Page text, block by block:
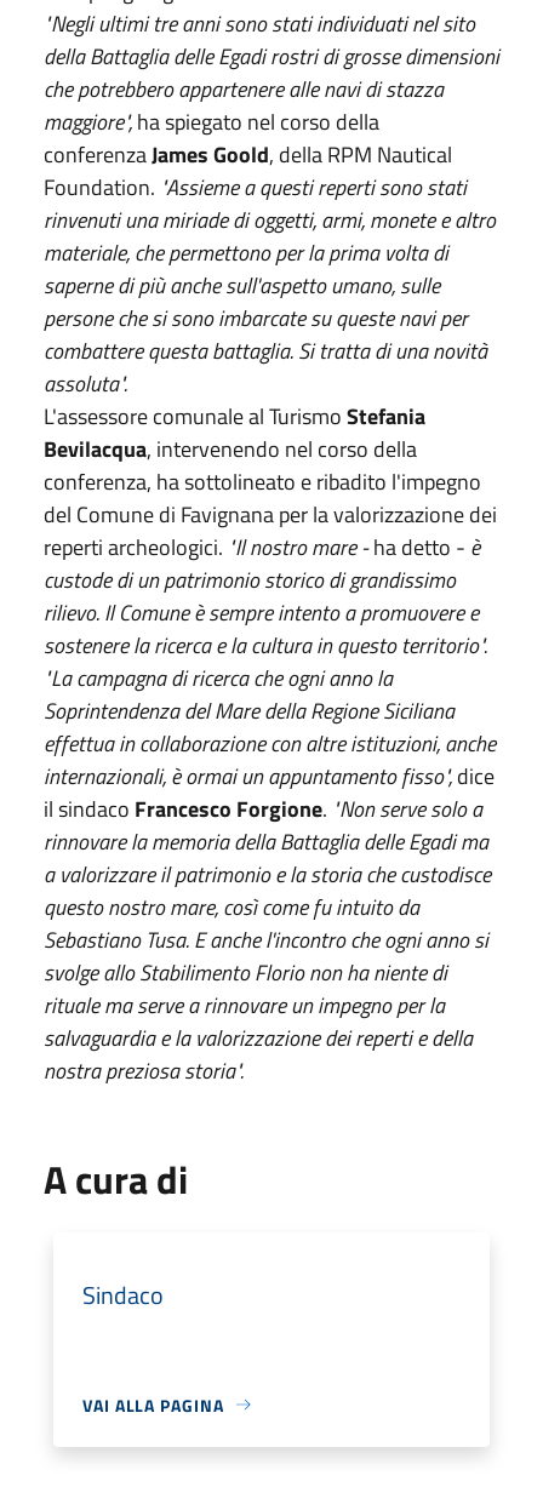
"Negli ultimi tre anni sono stati individuati nel sito
della Battaglia delle Egadi rostri di grosse dimensioni
che potrebbero appartenere alle navi di stazza
maggiore",ha spiegato nel corso della
conferenzaJames Goold, della RPM Nautical
Foundation. "Assieme a questi reperti sono stati
rinvenuti una miriade di oggetti, armi, monete e altro
materiale, che permettono per la prima volta di
saperne di più anche sull'aspetto umano, sulle
persone che si sono imbarcate su queste navi per
combattere questa battaglia. Si tratta di una novità
assoluta".
L'assessore comunale al TurismoStefania
Bevilacqua, intervenendo nel corso della
conferenza, ha sottolineato e ribadito l'impegno
del Comune di Favignana per la valorizzazione dei
reperti archeologici. "Il nostro mare -ha detto - è
custode di un patrimonio storico di grandissimo
rilievo. Il Comune è sempre intento a promuovere e
sostenere la ricerca e la cultura in questo territorio".
"La campagna di ricerca che ogni anno la
Soprintendenza del Mare della Regione Siciliana
effettua in collaborazione con altre istituzioni, anche
internazionali, è ormai un appuntamento fisso",dice
il sindaco Francesco Forgione. "Non serve solo a
rinnovare la memoria della Battaglia delle Egadi ma
a valorizzare il patrimonio e la storia che custodisce
questo nostro mare, così come fu intuito da
Sebastiano Tusa. E anche l'incontro che ogni anno si
svolge allo Stabilimento Florio non ha niente di
rituale ma serve a rinnovare un impegno per la
salvaguardia e la valorizzazione dei reperti e della
nostra preziosa storia".
A cura di
Sindaco
VAI ALLA PAGINA